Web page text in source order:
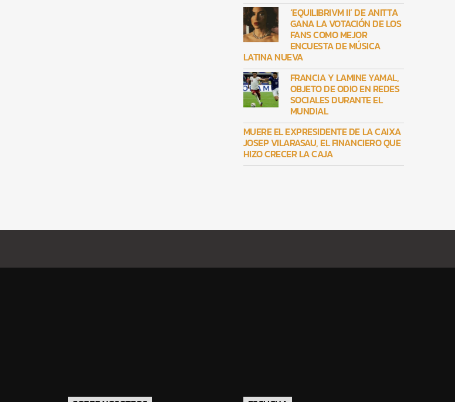
‘EQUILIBRIVM II’ DE ANITTA
GANA LA VOTACIÓN DE LOS
FANS COMO MEJOR
ENCUESTA DE MÚSICA
LATINA NUEVA
FRANCIA Y LAMINE YAMAL,
OBJETO DE ODIO EN REDES
SOCIALES DURANTE EL
MUNDIAL
MUERE EL EXPRESIDENTE DE LA CAIXA
JOSEP VILARASAU, EL FINANCIERO QUE
HIZO CRECER LA CAJA